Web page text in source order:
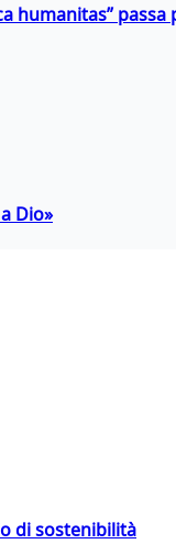
humanitas”
Dio»
di sostenibilità